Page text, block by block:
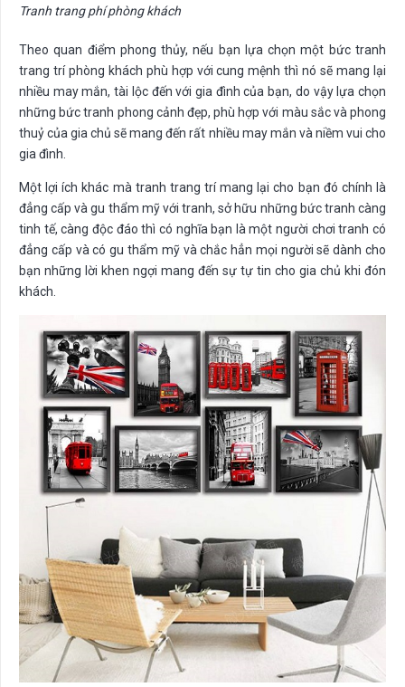
Tranh trang phí phòng khách
Theo quan điểm phong thủy, nếu bạn lựa chọn một bức tranh
trang trí phòng khách phù hợp với cung mệnh thì nó sẽ mang lại
nhiều may mắn, tài lộc đến với gia đình của bạn, do vậy lựa chọn
những bức tranh phong cảnh đẹp, phù hợp với màu sắc và phong
thuỷ của gia chủ sẽ mang đến rất nhiều may mắn và niềm vui cho
gia đình.
Một lợi ích khác mà tranh trang trí mang lại cho bạn đó chính là
đẳng cấp và gu thẩm mỹ với tranh, sở hữu những bức tranh càng
tinh tế, càng độc đáo thì có nghĩa bạn là một người chơi tranh có
đẳng cấp và có gu thẩm mỹ và chắc hẳn mọi người sẽ dành cho
bạn những lời khen ngợi mang đến sự tự tin cho gia chủ khi đón
khách.